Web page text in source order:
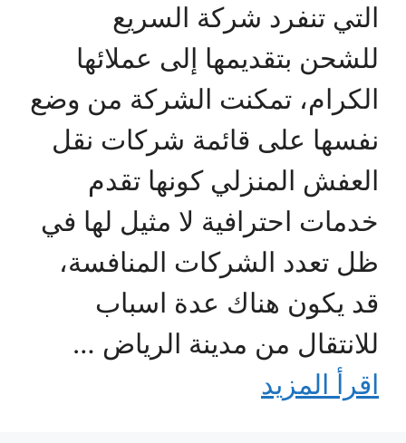
التي تنفرد شركة السريع
للشحن بتقديمها إلى عملائها
الكرام، تمكنت الشركة من وضع
نفسها على قائمة شركات نقل
العفش المنزلي كونها تقدم
خدمات احترافية لا مثيل لها في
ظل تعدد الشركات المنافسة،
قد يكون هناك عدة اسباب
للانتقال من مدينة الرياض …
اقرأ المزيد